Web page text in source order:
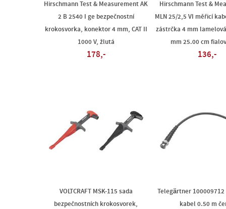
Hirschmann Test & Measurement AK
2 B 2540 I ge bezpečnostní
krokosvorka, konektor 4 mm, CAT II
1000 V, žlutá
178,-
Hirschmann Test &
MLN 25/2,5 VI měřicí
zástrčka 4 mm
mm 25.00 cm
136,-
VOLTCRAFT MSK-115 sada
bezpečnostních krokosvorek,
Telegärtner 100009712
kabel 0.50 m